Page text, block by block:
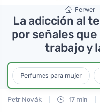
Ferwer
La adicción al
por señales
trabajo y
Perfumes para mujer
Petr Novák 17 min